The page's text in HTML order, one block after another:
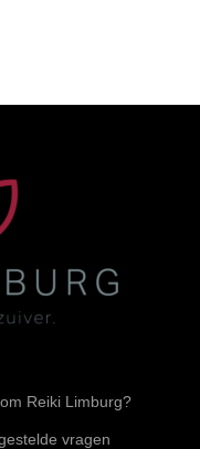
Reiki Limburg?
vragen